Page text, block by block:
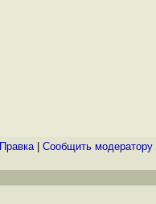
Правка| Cообщить модератору